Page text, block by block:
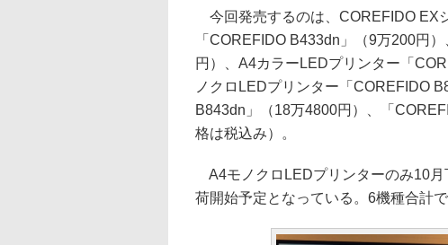
今回発売するのは、COREFIDO EX
「COREFIDO B433dn」（9万200円
円）、A4カラーLEDプリンター「
ノクロLEDプリンター「COREFIDO
B843dn」（18万4800円）、「
格は税込み）。
A4モノクロLEDプリンターのみ10月
荷開始予定となっている。6機種合計